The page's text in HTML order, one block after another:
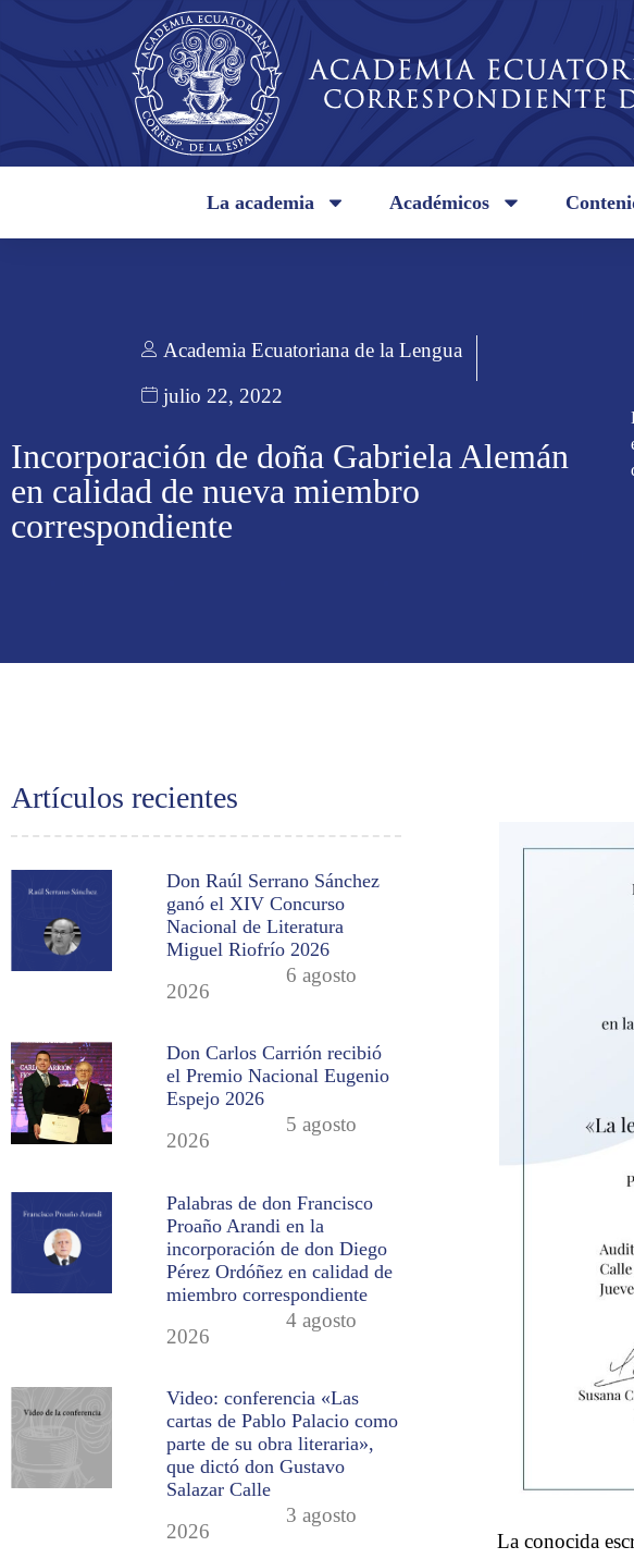
La academia Académicos
Academia Ecuatoriana de la Lengua
julio 22, 2022
Incorporación de doña Gabriela Alemán
en calidad de nueva miembro
correspondiente
Artículos recientes
Don Raúl Serrano Sánchez
ganó el XIV Concurso
Nacional de Literatura
Miguel Riofrío 2026
6 agosto
2026
Don Carlos Carrión recibió
el Premio Nacional Eugenio
Espejo 2026
5 agosto
2026
Palabras de don Francisco
Proaño Arandi en la
incorporación de don Diego
Pérez Ordóñez en calidad de
miembro correspondiente
4 agosto
2026
Video: conferencia «Las
cartas de Pablo Palacio como
parte de su obra literaria»,
que dictó don Gustavo
Salazar Calle
3 agosto
2026
La conocida